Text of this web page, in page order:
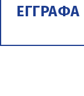
ΕΓΓΡΑΦΑ